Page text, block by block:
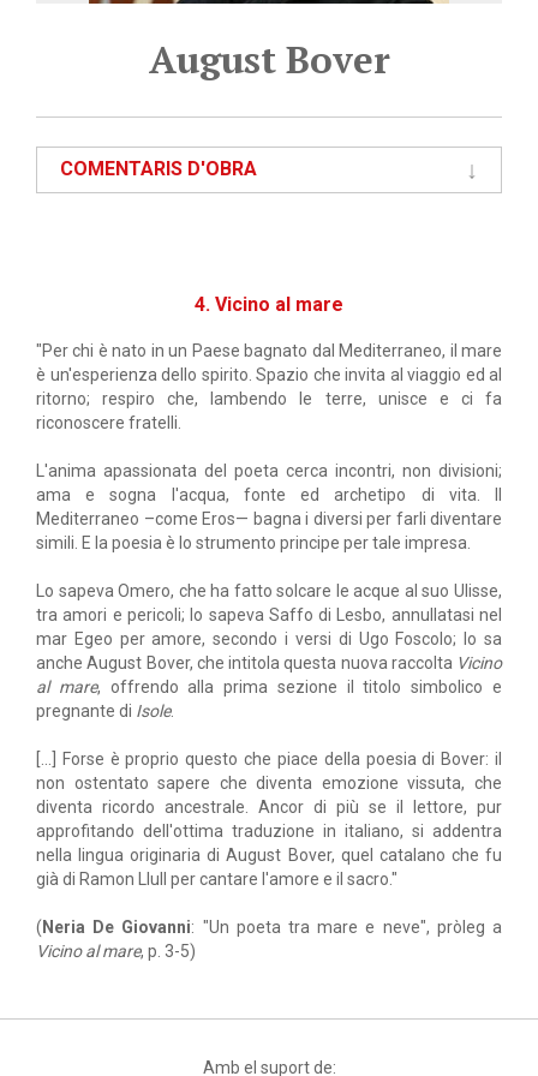
August Bover
COMENTARIS D'OBRA
4. Vicino al mare
"Per chi è nato in un Paese bagnato dal Mediterraneo, il mare
è un'esperienza dello spirito. Spazio che invita al viaggio ed al
ritorno; respiro che, lambendo le terre, unisce e ci fa
riconoscere fratelli.
L'anima apassionata del poeta cerca incontri, non divisioni;
ama e sogna l'acqua, fonte ed archetipo di vita. Il
Mediterraneo –come Eros— bagna i diversi per farli diventare
simili. E la poesia è lo strumento principe per tale impresa.
Lo sapeva Omero, che ha fatto solcare le acque al suo Ulisse,
tra amori e pericoli; lo sapeva Saffo di Lesbo, annullatasi nel
mar Egeo per amore, secondo i versi di Ugo Foscolo; lo sa
anche August Bover, che intitola questa nuova raccolta Vicino
al mare, offrendo alla prima sezione il titolo simbolico e
pregnante di Isole.
[...] Forse è proprio questo che piace della poesia di Bover: il
non ostentato sapere che diventa emozione vissuta, che
diventa ricordo ancestrale. Ancor di più se il lettore, pur
approfitando dell'ottima traduzione in italiano, si addentra
nella lingua originaria di August Bover, quel catalano che fu
già di Ramon Llull per cantare l'amore e il sacro."
( Neria De Giovanni: "Un poeta tra mare e neve", pròleg a
Vicino al mare, p. 3-5)
Amb el suport de: